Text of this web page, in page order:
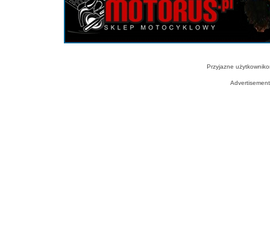
Przyjazne